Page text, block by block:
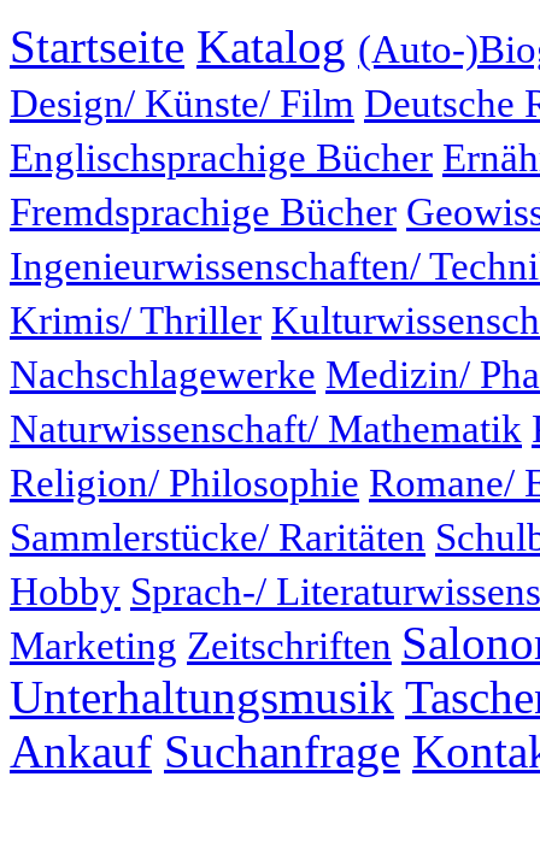
Startseite Katalog (Auto-
Design/ Künste/ Film Deutsche
Englischsprachige Bücher
Fremdsprachige Bücher
Ingenieurwissenschaften/
Krimis/ Thriller
Nachschlagewerke Medizin/
Naturwissenschaft/ Mathematik
Religion/ Philosophie Romane/
Sammlerstücke/ Raritäten
Hobby Sprach-/
Marketing Zeitschriften
Unterhaltungsmusik
Ankauf Suchanfrage